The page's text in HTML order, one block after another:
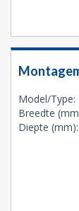
Model/Type:
Breedte
Diepte